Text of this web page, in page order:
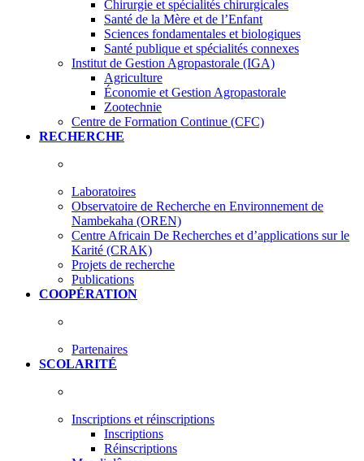
Chirurgie et spécialités chirurgicales
Santé de la Mère et de l’Enfant
Sciences fondamentales et biologiques
Santé publique et spécialités connexes
Institut de Gestion Agropastorale (IGA)
Agriculture
Économie et Gestion Agropastorale
Zootechnie
Centre de Formation Continue (CFC)
RECHERCHE
Laboratoires
Observatoire de Recherche en Environnement de
Nambekaha (OREN)
Centre Africain De Recherches et d’applications sur le
Karité (CRAK)
Projets de recherche
Publications
COOPÉRATION
Partenaires
SCOLARITÉ
Inscriptions et réinscriptions
Inscriptions
Réinscriptions